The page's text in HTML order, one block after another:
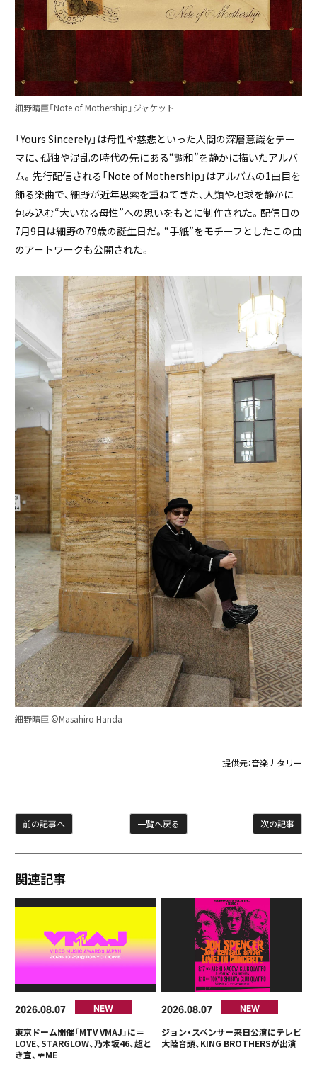
細野晴臣「Note of Mothership」ジャケット
「Yours Sincerely」は母性や慈悲といった人間の深層意識をテー
マに、孤独や混乱の時代の先にある“調和”を静かに描いたアルバ
ム。先行配信される「Note of Mothership」はアルバムの1曲目を
飾る楽曲で、細野が近年思索を重ねてきた、人類や地球を静かに
包み込む“大いなる母性”への思いをもとに制作された。配信日の
7月9日は細野の79歳の誕生日だ。“手紙”をモチーフとしたこの曲
のアートワークも公開された。
細野晴臣 ©️Masahiro Handa
提供元：音楽ナタリー
次の記事
一覧へ戻る
前の記事へ
関連記事
2026 08 07 NEW
東京ドーム開催「MTV VMAJ」に＝
LOVE、STARGLOW、乃木坂46、超と
き宣、≠ME
2026 08 07 NEW
ジョン・スペンサー来日公演にテレビ
大陸音頭、KING BROTHERSが出演